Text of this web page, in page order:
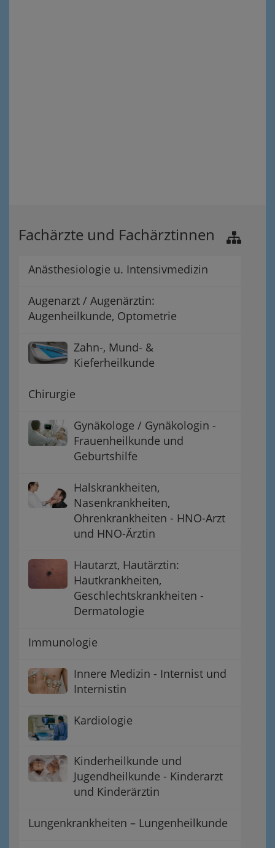
Fachärzte und Fachärztinnen
Anästhesiologie u. Intensivmedizin
Augenarzt / Augenärztin:
Augenheilkunde, Optometrie
Zahn-, Mund- &
Kieferheilkunde
Chirurgie
Gynäkologe / Gynäkologin -
Frauenheilkunde und
Geburtshilfe
Halskrankheiten,
Nasenkrankheiten,
Ohrenkrankheiten - HNO-Arzt
und HNO-Ärztin
Hautarzt, Hautärztin:
Hautkrankheiten,
Geschlechtskrankheiten -
Dermatologie
Immunologie
Innere Medizin - Internist und
Internistin
Kardiologie
Kinderheilkunde und
Jugendheilkunde - Kinderarzt
und Kinderärztin
Lungenkrankheiten – Lungenheilkunde